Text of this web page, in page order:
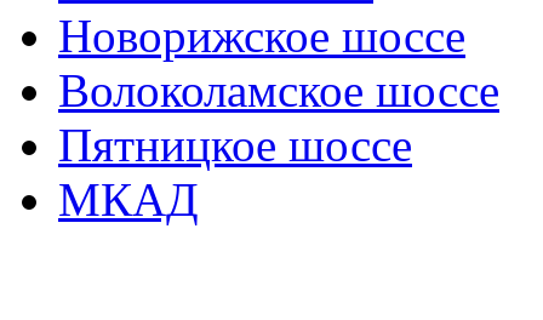
Новорижское шоссе
Волоколамское шоссе
Пятницкое шоссе
МКАД